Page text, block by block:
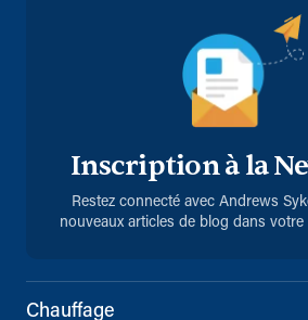
Inscription à la
Restez connecté avec Andrews
nouveaux articles de blog dans
Chauffage